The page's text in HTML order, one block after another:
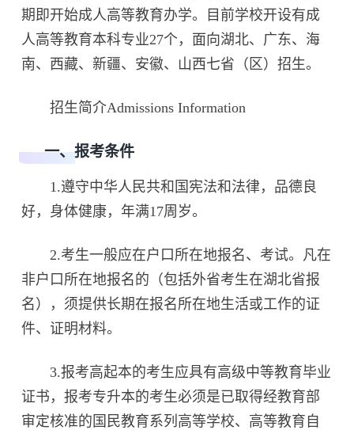
期即开始成人高等教育办学。目前学校开设有成
人高等教育本科专业27个，面向湖北、广东、海
南、西藏、新疆、安徽、山西七省（区）招生。
招生简介Admissions Information
一、报考条件
1.遵守中华人民共和国宪法和法律，品德良
好，身体健康，年满17周岁。
2.考生一般应在户口所在地报名、考试。凡在
非户口所在地报名的（包括外省考生在湖北省报
名），须提供长期在报名所在地生活或工作的证
件、证明材料。
3.报考高起本的考生应具有高级中等教育毕业
证书，报考专升本的考生必须是已取得经教育部
审定核准的国民教育系列高等学校、高等教育自